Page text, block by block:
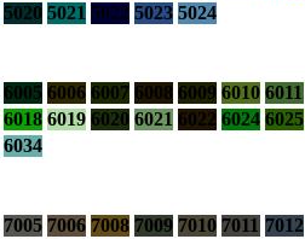
5020 5021 5022 5023 5024
6005 6006 6007 6008 6009 6010 6011
6018 6019 6020 6021 6022 6024 6025
6034
7005 7006 7008 7009 7010 7011 7012